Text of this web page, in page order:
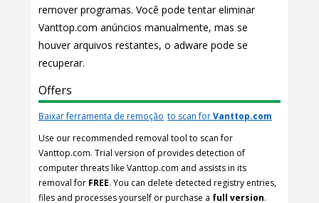
remover programas. Você pode tentar eliminar
Vanttop.com anúncios manualmente, mas se
houver arquivos restantes, o adware pode se
recuperar.
Offers
Baixar ferramenta de remoção to scan forVanttop.com
Use our recommended removal tool to scan for
Vanttop.com. Trial version of provides detection of
computer threats like Vanttop.com and assists in its
removal for FREE. You can delete detected registry entries,
files and processes yourself or purchase a full version.